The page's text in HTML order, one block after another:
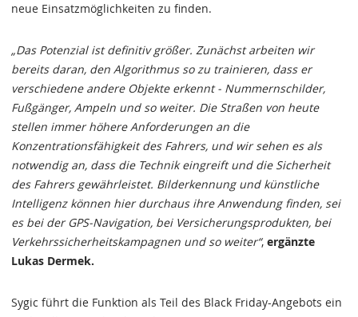
neue Einsatzmöglichkeiten zu finden.
„Das Potenzial ist definitiv größer. Zunächst arbeiten wir
bereits daran, den Algorithmus so zu trainieren, dass er
verschiedene andere Objekte erkennt - Nummernschilder,
Fußgänger, Ampeln und so weiter. Die Straßen von heute
stellen immer höhere Anforderungen an die
Konzentrationsfähigkeit des Fahrers, und wir sehen es als
notwendig an, dass die Technik eingreift und die Sicherheit
des Fahrers gewährleistet. Bilderkennung und künstliche
Intelligenz können hier durchaus ihre Anwendung finden, sei
es bei der GPS-Navigation, bei Versicherungsprodukten, bei
Verkehrssicherheitskampagnen und so weiter“, ergänzte
Lukas Dermek.
Sygic führt die Funktion als Teil des Black Friday-Angebots ein